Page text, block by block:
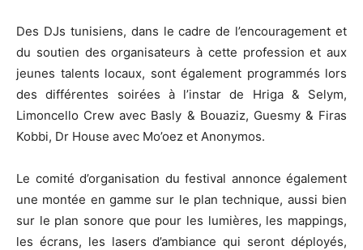
Des DJs tunisiens, dans le cadre de l’encouragement et
du soutien des organisateurs à cette profession et aux
jeunes talents locaux, sont également programmés lors
des différentes soirées à l’instar de Hriga & Selym,
Limoncello Crew avec Basly & Bouaziz, Guesmy & Firas
Kobbi, Dr House avec Mo’oez et Anonymos.
Le comité d’organisation du festival annonce également
une montée en gamme sur le plan technique, aussi bien
sur le plan sonore que pour les lumières, les mappings,
les écrans, les lasers d’ambiance qui seront déployés,